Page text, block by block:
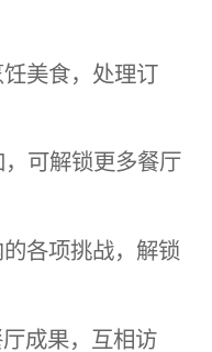
美食，处理订
可解锁更多餐厅
各项挑战，解锁
成果，互相访